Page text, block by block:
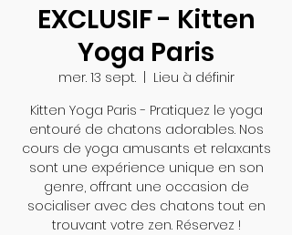
EXCLUSIF - Kitten
Yoga Paris
mer. 13 sept.
  |
Lieu à définir
Kitten Yoga Paris - Pratiquez le yoga
entouré de chatons adorables. Nos
cours de yoga amusants et relaxants
sont une expérience unique en son
genre, offrant une occasion de
socialiser avec des chatons tout en
trouvant votre zen. Réservez !